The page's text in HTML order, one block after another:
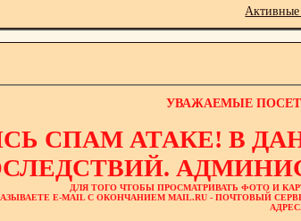
УВАЖАЕМЫЕ
СПАМ АТАКЕ! В
ДЛЯ ТОГО ЧТОБЫ ПРОСМАТРИВАТЬ ФОТО И
E-MAIL С ОКОНЧАНИЕМ MAIL.RU - ПОЧТОВЫЙ